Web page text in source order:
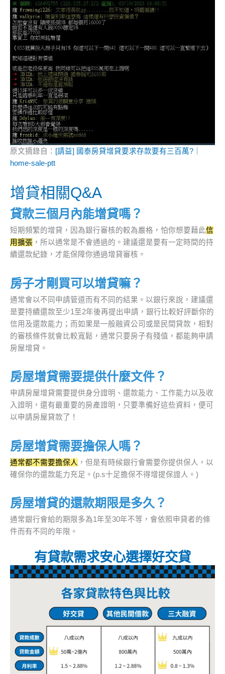
原文摘錄自： [請益] 國泰房貸增貸要求存款要有三百萬?｜
home-sale-ptt
增貸相關Q&A
貸款三個月內能增貸嗎？
短期頻繁的增貸，因為銀行審核的較為嚴格，怕你想要藉此信
用擴張 ，所以通常是不會通過的。建議還是要有一定時間的持
續還款紀錄，才能保障你通過增貸審核。
房子才剛買可以增貸嘛？
通常會以不同申請管道而有不同的結果。以銀行來說，建議還
是要持續還款至少1至2年後再提出申請，銀行比較好評斷你的
信用及還款能力；而如果是一般融資公司或是民間貸款，相對
的審核條件就會比較寬鬆，通常只要房子有殘值，都能夠申請
房屋增貸。
房屋增貸需要提供什麼文件？
申請房屋增貸需要提供身分證明、還款能力、工作能力以及收
入證明，還有最重要的房產證明，只要準備好這些資料，便可
以申請房屋貸款了！
房屋增貸需要擔保人嗎？
通常都不需要擔保人 ，但是有時候銀行會需要你提供保人，以
確保你的還款能力充足。(p.s十足擔保不得增提保證人。)
房屋增貸的還款期限是多久？
通常銀行會給的期限多為1年至30年不等，會依照申貸者的條
件而有不同的年限。
有貸款需求安心選擇好交貸